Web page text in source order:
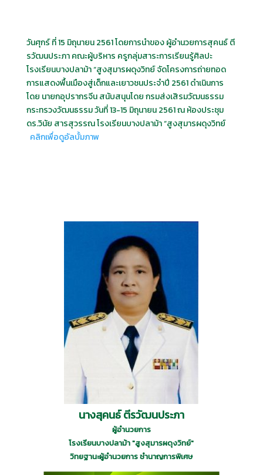
วันศุกร์ ที่ 15 มิถุนายน 2561 โดยการนำของ ผู้อำนวยการสุคนธ์ ตี
รวัฒนประภา คณะผู้บริหาร ครูกลุ่มสาระการเรียนรู้ศิลปะ
โรงเรียนบางปลาม้า “สูงสุมารผดุงวิทย์ จัดโครงการถ่ายทอด
การแสดงพื้นเมืองสู่เด็กและเยาวชนประจำปี 2561 ดำเนินการ
โดย นายกอุปรากรจีน สนับสนุนโดย กรมส่งเสิรมวัฒนธรรม
กระทรวงวัฒนธรรม วันที่ 13-15 มิถุนายน 2561 ณ ห้องประชุม
ดร.วินัย สารสุวรรณ โรงเรียนบางปลาม้า “สูงสุมารผดุงวิทย์
คลิกเพื่อดูอัลบั้มภาพ
นางสุคนธ์ ตีรวัฒนประภา
ผู้อำนวยการ
โรงเรียนบางปลาม้า "สูงสุมารผดุงวิทย์"
วิทยฐานะผู้อำนวยการ ชำนาญการพิเศษ